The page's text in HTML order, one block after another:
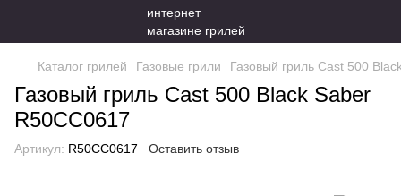
Каталог грилей Газовые грили Газовый гриль Cast 500
Газовый гриль Cast 500 Black Saber
R50CC0617
Артикул: R50CC0617 Оставить отзыв